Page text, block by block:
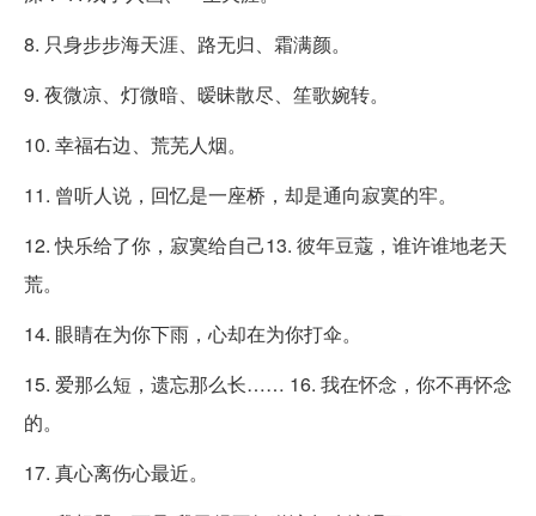
8. 只身步步海天涯、路无归、霜满颜。
9. 夜微凉、灯微暗、暧昧散尽、笙歌婉转。
10. 幸福右边、荒芜人烟。
11. 曾听人说，回忆是一座桥，却是通向寂寞的牢。
12. 快乐给了你，寂寞给自己13. 彼年豆蔻，谁许谁地老天
荒。
14. 眼睛在为你下雨，心却在为你打伞。
15. 爱那么短，遗忘那么长…… 16. 我在怀念，你不再怀念
的。
17. 真心离伤心最近。